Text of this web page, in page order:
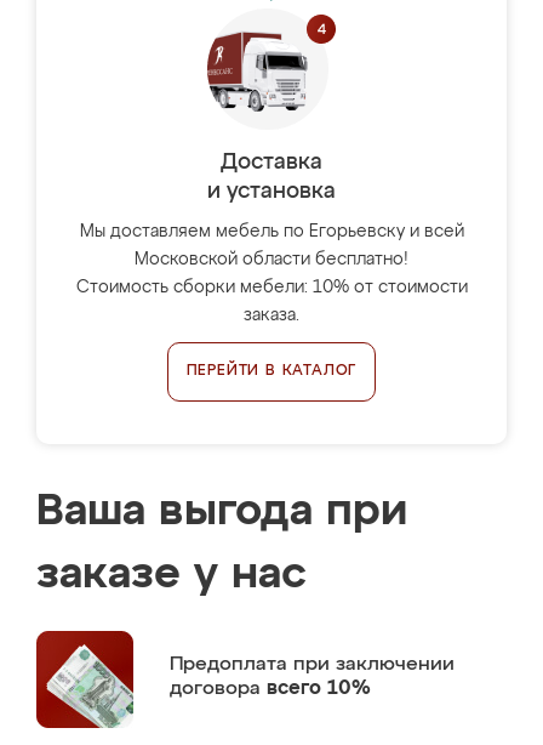
Доставка
и установка
Мы доставляем мебель по Егорьевску и всей
Московской области бесплатно!
Стоимость сборки мебели: 10% от стоимости
заказа.
ПЕРЕЙТИ В КАТАЛОГ
Ваша выгода при
заказе у нас
Предоплата при заключении
договора всего 10%